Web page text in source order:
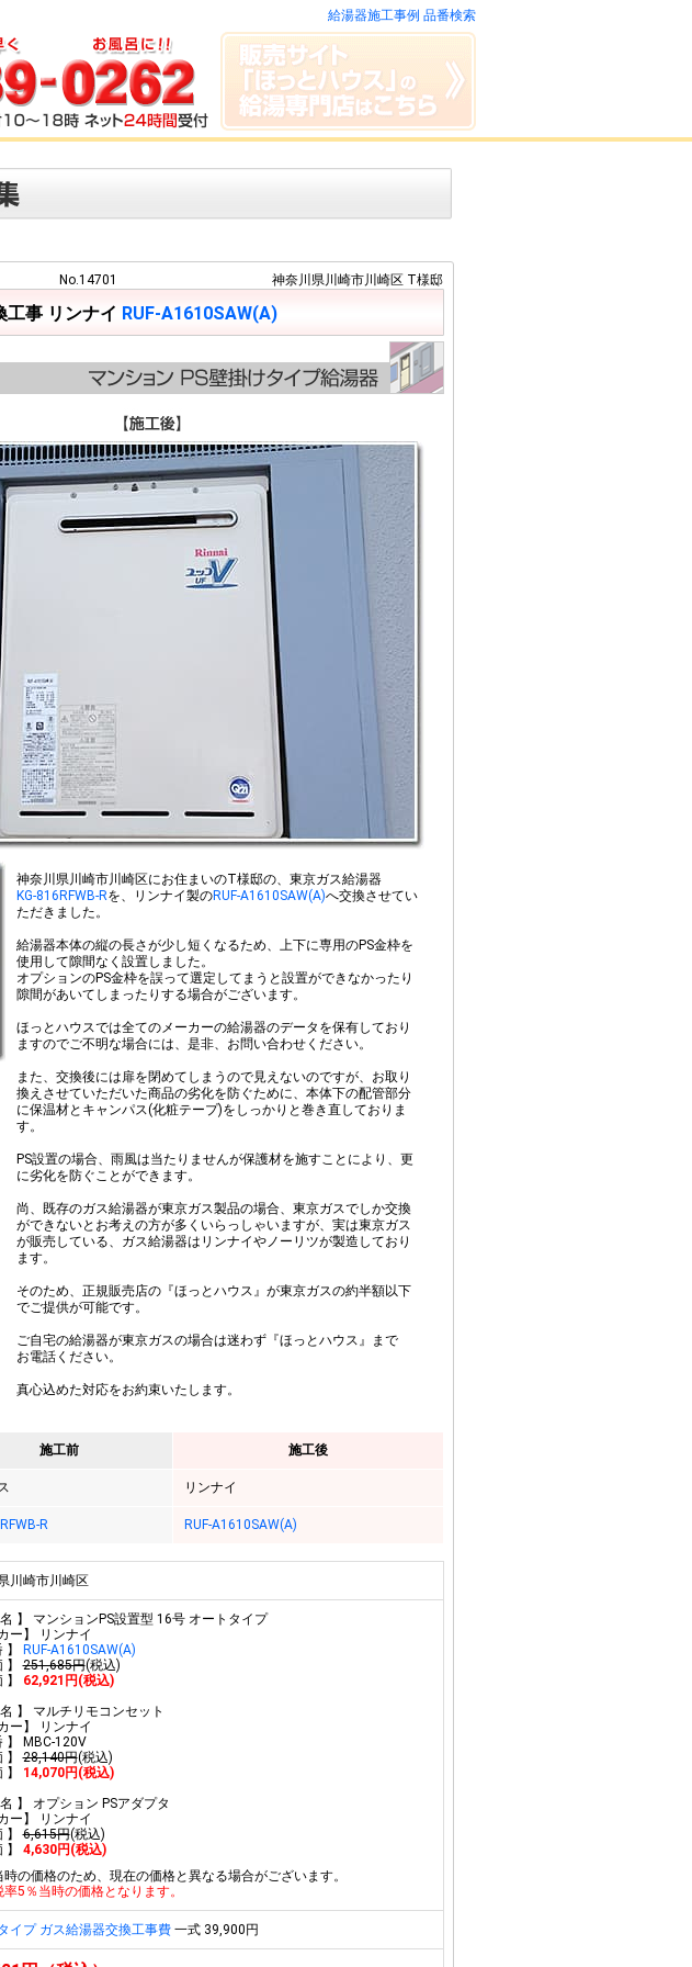
給湯器施工事例 品番検索
No.14701 神奈川県川崎市川崎区 T様邸
工事 リンナイ RUF-A1610SAW(A)
神奈川県川崎市川崎区にお住まいのT様邸の、東京ガス給湯器
KG-816RFWB-Rを、リンナイ製のRUF-A1610SAW(A)へ交換させてい
ただきました。
給湯器本体の縦の長さが少し短くなるため、上下に専用のPS金枠を
使用して隙間なく設置しました。
オプションのPS金枠を誤って選定してまうと設置ができなかったり
隙間があいてしまったりする場合がございます。
ほっとハウスでは全てのメーカーの給湯器のデータを保有しており
ますのでご不明な場合には、是非、お問い合わせください。
また、交換後には扉を閉めてしまうので見えないのですが、お取り
換えさせていただいた商品の劣化を防ぐために、本体下の配管部分
に保温材とキャンパス(化粧テープ)をしっかりと巻き直しておりま
す。
PS設置の場合、雨風は当たりませんが保護材を施すことにより、更
に劣化を防ぐことができます。
尚、既存のガス給湯器が東京ガス製品の場合、東京ガスでしか交換
ができないとお考えの方が多くいらっしゃいますが、実は東京ガス
が販売している、ガス給湯器はリンナイやノーリツが製造しており
ます。
そのため、正規販売店の『ほっとハウス』が東京ガスの約半額以下
でご提供が可能です。
ご自宅の給湯器が東京ガスの場合は迷わず『ほっとハウス』まで
お電話ください。
真心込めた対応をお約束いたします。
施工前 施工後
リンナイ
R RUF-A1610SAW(A)
川崎市川崎区
名 】 マンションPS設置型 16号 オートタイプ
ー】 リンナイ
】
RUF-A1610SAW(A)
】251,685円(税込)
】
62,921円(税込)
名 】 マルチリモコンセット
ー】 リンナイ
】 MBC-120V
】28,140円(税込)
】
14,070円(税込)
名 】 オプション PSアダプタ
ー】 リンナイ
】6,615円(税込)
】 4,630円(税込)
の価格のため、現在の価格と異なる場合がございます。
5％当時の価格となります。
イプ ガス給湯器交換工事費一式 39,900円